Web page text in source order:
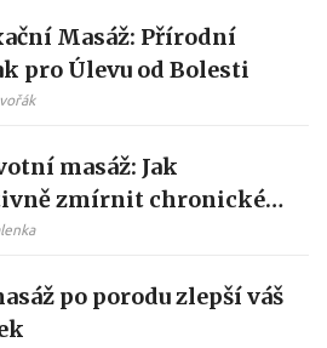
Masáž: Přírodní
pro Úlevu od Bolesti
masáž: Jak
zmírnit chronické
bez léků
po porodu zlepší váš